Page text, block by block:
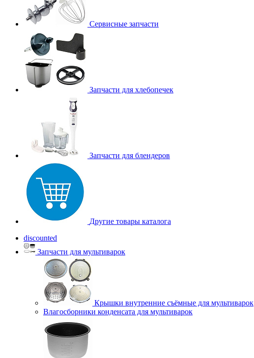
Сервисные запчасти
Запчасти для хлебопечек
Запчасти для блендеров
Другие товары каталога
discounted
Запчасти для мультиварок
Крышки внутренние съёмные для мультиварок
Влагосборники конденсата для мультиварок